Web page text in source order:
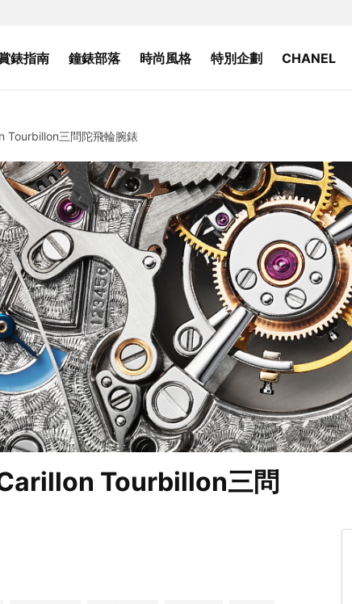
錶指南 鐘錶部落 時尚風格 特別企劃 CHANEL
Tourbillon三問陀飛輪腕錶
Tourbillon三問